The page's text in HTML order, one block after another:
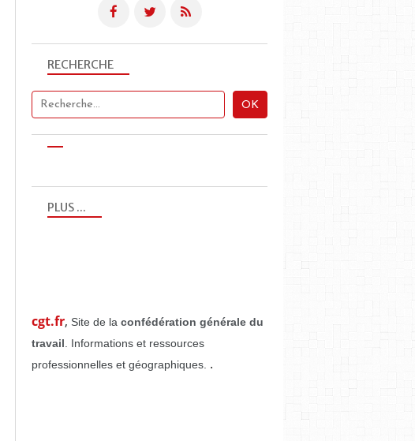
RECHERCHE
PLUS ...
cgt.fr, Site de la confédération générale du
travail . Informations et ressources
professionnelles et géographiques. .